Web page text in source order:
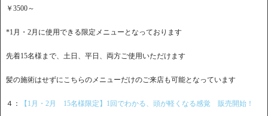
￥3500～
*1月・2月に使用できる限定メニューとなっております
先着15名様まで、土日、平日、両方ご使用いただけます
髪の施術はせずにこちらのメニューだけのご来店も可能となっています
４： 【1月・2月 15名様限定】1回でわかる、頭が軽くなる感覚 販売開始！